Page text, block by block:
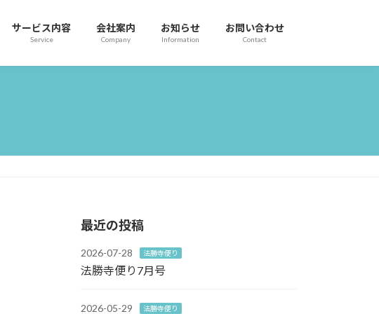
サービス内容
Service
会社案内
Company
お知らせ
Information
お問い合わせ
Contact
最近の投稿
2026-07-28 法勝寺便り
法勝寺便り7月号
2026-05-29 法勝寺便り